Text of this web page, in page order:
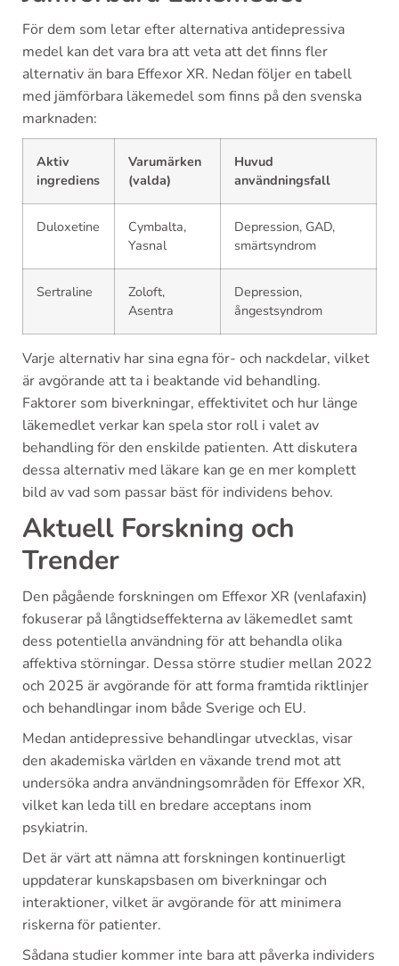
För dem som letar efter alternativa antidepressiva
medel kan det vara bra att veta att det finns fler
alternativ än bara Effexor XR. Nedan följer en tabell
med jämförbara läkemedel som finns på den svenska
marknaden:
Aktiv
ingrediens
Varumärken
(valda)
Huvud
användningsfall
Duloxetine
Cymbalta,
Yasnal
Depression, GAD,
smärtsyndrom
Sertraline
Zoloft,
Asentra
Depression,
ångestsyndrom
Varje alternativ har sina egna för- och nackdelar, vilket
är avgörande att ta i beaktande vid behandling.
Faktorer som biverkningar, effektivitet och hur länge
läkemedlet verkar kan spela stor roll i valet av
behandling för den enskilde patienten. Att diskutera
dessa alternativ med läkare kan ge en mer komplett
bild av vad som passar bäst för individens behov.
Aktuell Forskning och
Trender
Den pågående forskningen om Effexor XR (venlafaxin)
fokuserar på långtidseffekterna av läkemedlet samt
dess potentiella användning för att behandla olika
affektiva störningar. Dessa större studier mellan 2022
och 2025 är avgörande för att forma framtida riktlinjer
och behandlingar inom både Sverige och EU.
Medan antidepressive behandlingar utvecklas, visar
den akademiska världen en växande trend mot att
undersöka andra användningsområden för Effexor XR,
vilket kan leda till en bredare acceptans inom
psykiatrin.
Det är värt att nämna att forskningen kontinuerligt
uppdaterar kunskapsbasen om biverkningar och
interaktioner, vilket är avgörande för att minimera
riskerna för patienter.
Sådana studier kommer inte bara att påverka individers